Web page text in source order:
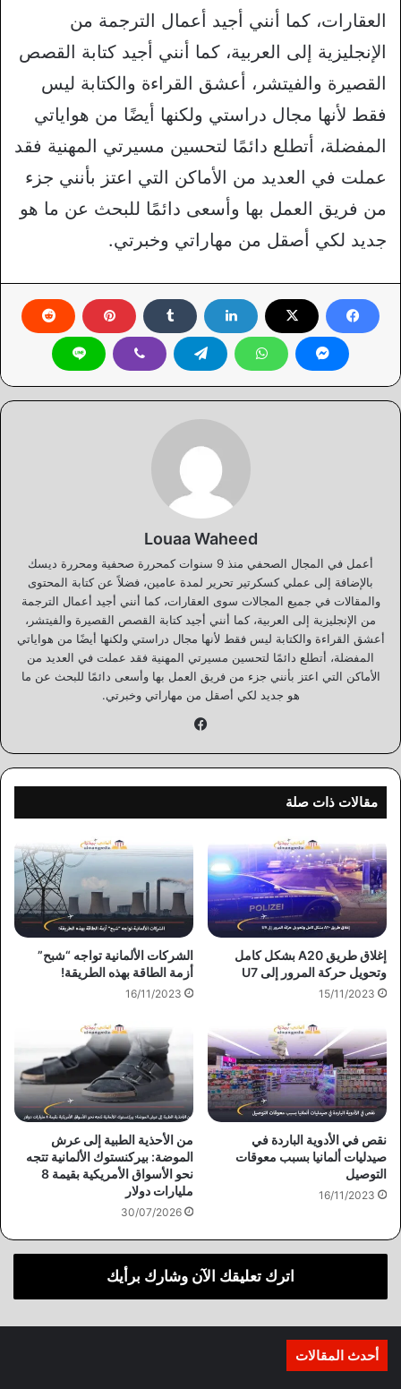
العقارات، كما أنني أجيد أعمال الترجمة من
الإنجليزية إلى العربية، كما أنني أجيد كتابة القصص
القصيرة والفيتشر، أعشق القراءة والكتابة ليس
فقط لأنها مجال دراستي ولكنها أيضًا من هواياتي
المفضلة، أتطلع دائمًا لتحسين مسيرتي المهنية فقد
عملت في العديد من الأماكن التي اعتز بأنني جزء
من فريق العمل بها وأسعى دائمًا للبحث عن ما هو
جديد لكي أصقل من مهاراتي وخبرتي.
Louaa Waheed
أعمل في المجال الصحفي منذ 9 سنوات كمحررة صحفية ومحررة ديسك
بالإضافة إلى عملي كسكرتير تحرير لمدة عامين، فضلاً عن كتابة المحتوى
والمقالات في جميع المجالات سوى العقارات، كما أنني أجيد أعمال الترجمة
من الإنجليزية إلى العربية، كما أنني أجيد كتابة القصص القصيرة والفيتشر،
أعشق القراءة والكتابة ليس فقط لأنها مجال دراستي ولكنها أيضًا من هواياتي
المفضلة، أتطلع دائمًا لتحسين مسيرتي المهنية فقد عملت في العديد من
الأماكن التي اعتز بأنني جزء من فريق العمل بها وأسعى دائمًا للبحث عن ما
هو جديد لكي أصقل من مهاراتي وخبرتي.
مقالات ذات صلة
إغلاق طريق A20 بشكل كامل
وتحويل حركة المرور إلى U7
15/11/2023
الشركات الألمانية تواجه “شبح”
أزمة الطاقة بهذه الطريقة!
16/11/2023
نقص في الأدوية الباردة في
صيدليات ألمانيا بسبب معوقات
التوصيل
16/11/2023
من الأحذية الطبية إلى عرش
الموضة: بيركنستوك الألمانية تتجه
نحو الأسواق الأمريكية بقيمة 8
مليارات دولار
30/07/2026
اترك تعليقك الآن وشارك برأيك
أحدث المقالات